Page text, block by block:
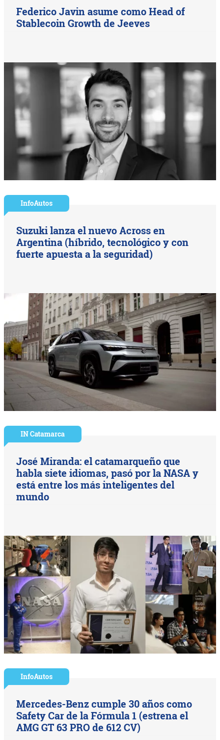
Federico Javin asume como Head of
Stablecoin Growth de Jeeves
InfoAutos
Suzuki lanza el nuevo Across en
Argentina (híbrido, tecnológico y con
fuerte apuesta a la seguridad)
IN Catamarca
José Miranda: el catamarqueño que
habla siete idiomas, pasó por la NASA y
está entre los más inteligentes del
mundo
InfoAutos
Mercedes-Benz cumple 30 años como
Safety Car de la Fórmula 1 (estrena el
AMG GT 63 PRO de 612 CV)